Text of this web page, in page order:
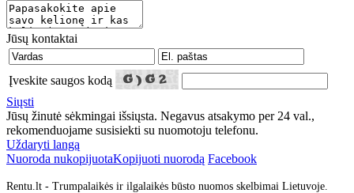
Jūsų kontaktai
Įveskite saugos kodą
Siųsti
Jūsų žinutė sėkmingai išsiųsta. Negavus atsakymo per 24 val.,
rekomenduojame susisiekti su nuomotoju telefonu.
Uždaryti langą
Nuoroda nukopijuotaKopijuoti nuorodą Facebook
Rentu.lt - Trumpalaikės ir ilgalaikės būsto nuomos skelbimai Lietuvoje.